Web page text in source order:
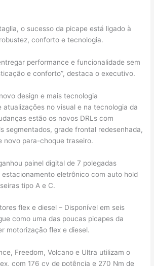
o sucesso da picape está ligado à
conforto e tecnologia.
performance e funcionalidade sem
e conforto”, destaca o executivo.
design e mais tecnologia
atualizações no visual e na tecnologia da
estão os novos DRLs com
segmentados, grade frontal redesenhada,
novo para-choque traseiro.
painel digital de 7 polegadas
eletrônico com auto hold
tipo A e C.
flex e diesel – Disponível em seis
como uma das poucas picapes da
motorização flex e diesel.
Freedom, Volcano e Ultra utilizam o
com 176 cv de potência e 270 Nm de